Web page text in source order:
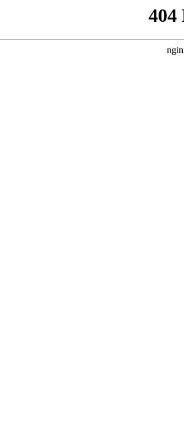
404